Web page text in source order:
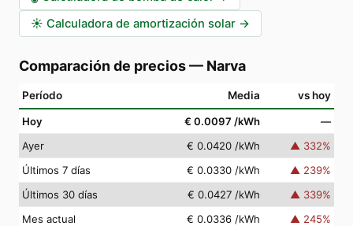
☀️ Calculadora de amortización solar →
Comparación de precios— Narva
Período Media vs hoy
Hoy € 0.0097 /kWh
—
Ayer
€ 0.0420 /kWh ▲ 332%
Últimos 7 días
€ 0.0330 /kWh ▲ 239%
Últimos 30 días
€ 0.0427 /kWh ▲ 339%
Mes actual
€ 0.0336 /kWh ▲ 245%